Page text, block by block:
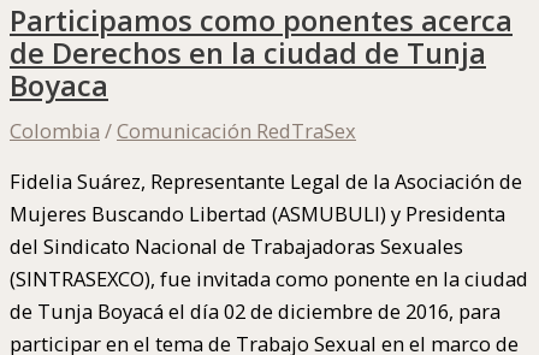
Participamos como ponentes acerca
de Derechos en la ciudad de Tunja
Boyaca
Colombia /Comunicación RedTraSex
Fidelia Suárez, Representante Legal de la Asociación de
Mujeres Buscando Libertad (ASMUBULI) y Presidenta
del Sindicato Nacional de Trabajadoras Sexuales
(SINTRASEXCO), fue invitada como ponente en la ciudad
de Tunja Boyacá el día 02 de diciembre de 2016, para
participar en el tema de Trabajo Sexual en el marco de